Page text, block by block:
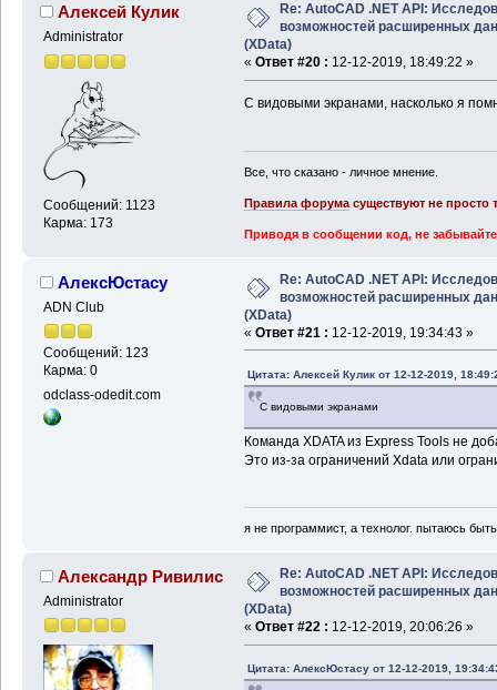
Алексей Кулик
Administrator
Сообщений: 1123
Карма: 173
Re: AutoCAD .NET API:
возможностей расширенных
(XData)
« Ответ #20 : 12-12-2019, 18:49:22 »
С видовыми экранами, насколько я
Все, что сказано - личное мнение.
Правила форумасуществуют не просто
Приводя в сообщении код, не
АлексЮстасу
ADN Club
Сообщений: 123
Карма: 0
odclass-odedit.com
Re: AutoCAD .NET API:
возможностей расширенных
(XData)
« Ответ #21 : 12-12-2019, 19:34:43 »
Цитата: Алексей Кулик от 12-12-2019,
С видовыми экранами
Команда XDATA из Express Tools не
Это из-за ограничений Xdata или
я не программист, а технолог. пытаюсь
Александр Ривилис
Administrator
Re: AutoCAD .NET API:
возможностей расширенных
(XData)
« Ответ #22 : 12-12-2019, 20:06:26 »
Цитата: АлексЮстасу от 12-12-2019,